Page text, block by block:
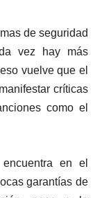
de seguridad
vez hay más
vuelve que el
críticas
como el
en el
garantías de